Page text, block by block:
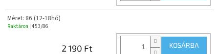
Méret: 86 (12-18hó)
Raktáron | 453/86
2 190 Ft KOSÁRBA